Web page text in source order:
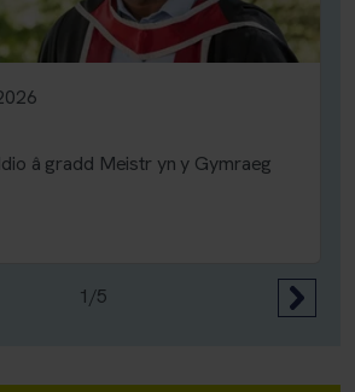
â gradd Meistr yn y Gymraeg
1/5